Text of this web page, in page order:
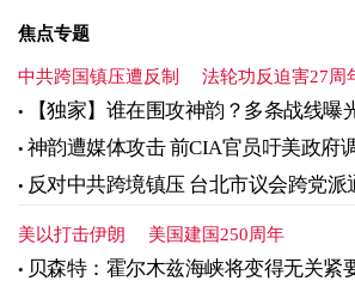
焦点专题
中共跨国镇压遭反制 法轮功反迫害27周
【独家】谁在围攻神韵？多条战线曝
神韵遭媒体攻击 前CIA官员吁美政府
反对中共跨境镇压 台北市议会跨党派
美以打击伊朗 美国建国250周年
贝森特：霍尔木兹海峡将变得无关紧